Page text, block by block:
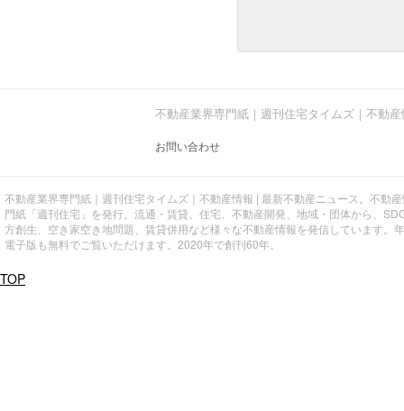
不動産業界専門紙｜週刊住宅タイムズ｜不動
お問い合わせ
不動産業界専門紙｜週刊住宅タイムズ｜不動産情報 | 最新不動産ニュース。不動
門紙「週刊住宅」を発行。流通・賃貸、住宅、不動産開発、地域・団体から、
方創生、空き家空き地問題、賃貸併用など様々な不動産情報を発信しています。
電子版も無料でご覧いただけます。2020年で創刊60年。
TOP